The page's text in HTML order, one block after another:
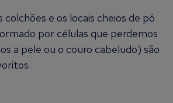
colchões e os locais cheios de pó
por células que perdemos
a pele ou o couro cabeludo) são